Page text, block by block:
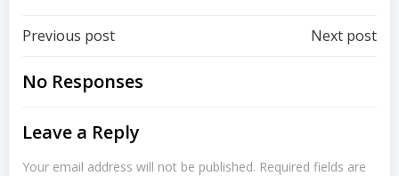
Post
navigation
Previous post Next post
No Responses
Leave a Reply
Your email address will not be published. Required fields are